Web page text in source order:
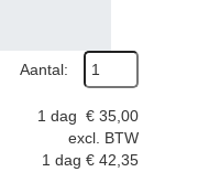
Aantal:
1 dag € 35,00
excl. BTW
1 dag € 42,35